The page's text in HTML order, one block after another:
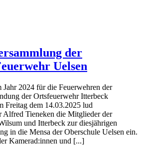
der
Uelsen
Jahr 2024 für die Feuerwehren der
der Ortsfeuerwehr Itterbeck
Freitag dem 14.03.2025 lud
Alfred Tieneken die Mitglieder der
und Itterbeck zur diesjährigen
in die Mensa der Oberschule Uelsen ein.
Kamerad:innen und [...]